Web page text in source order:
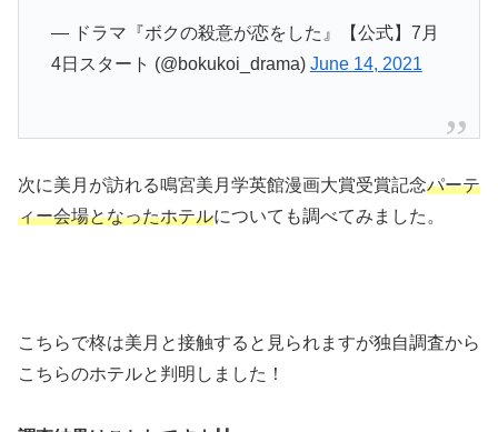
— ドラマ『ボクの殺意が恋をした』【公式】7月
4日スタート (@bokukoi_drama) June 14, 2021
次に美月が訪れる鳴宮美月学英館漫画大賞受賞記念パーテ
ィー会場となったホテルについても調べてみました。
こちらで柊は美月と接触すると見られますが独自調査から
こちらのホテルと判明しました！